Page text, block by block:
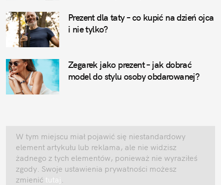
Prezent dla taty – co kupić na dzień ojca
i nie tylko?
Zegarek jako prezent – jak dobrać
model do stylu osoby obdarowanej?
W tym miejscu miał pojawić się niestandardowy
element artykułu lub reklama, ale nie widzisz
żadnego z tych elementów, ponieważ nie wyraziłeś
zgody. Swoje ustawienia prywatności możesz
zmienić tutaj